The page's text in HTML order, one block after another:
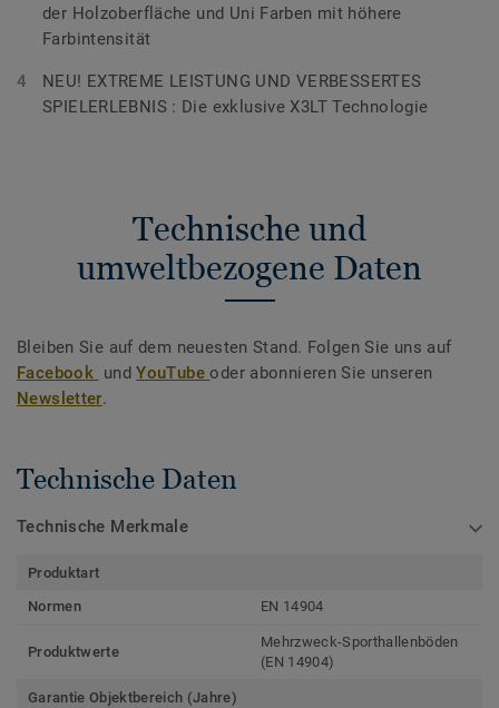
der Holzoberfläche und Uni Farben mit höhere
Farbintensität
NEU! EXTREME LEISTUNG UND VERBESSERTES
SPIELERLEBNIS : Die exklusive X3LT Technologie
Technische und
umweltbezogene Daten
Bleiben Sie auf dem neuesten Stand. Folgen Sie uns auf
Facebook undYouTubeoder abonnieren Sie unseren
Newsletter.
Technische Daten
Technische Merkmale
Produktart
Normen
EN 14904
Produktwerte
Mehrzweck-Sporthallenböden
(EN 14904)
Garantie Objektbereich (Jahre)